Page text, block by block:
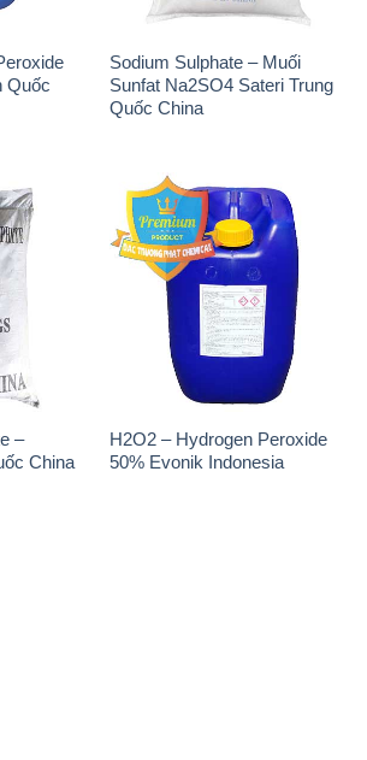
Quốc
Sodium Sulphate – Muối
Sunfat Na2SO4 Sateri Trung
Quốc China
–
China
H2O2 – Hydrogen Peroxide
50% Evonik Indonesia